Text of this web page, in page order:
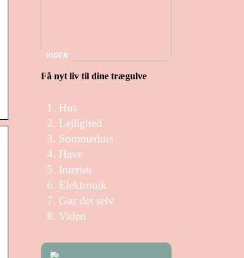
VIDEN
Få nyt liv til dine trægulve
Hus
Lejlighed
Sommerhus
Have
Interiør
Elektronik
Gør det selv
Viden